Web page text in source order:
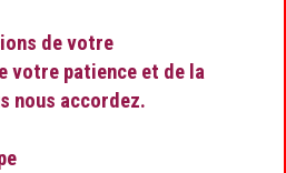
de votre
votre patience et de la
nous accordez.